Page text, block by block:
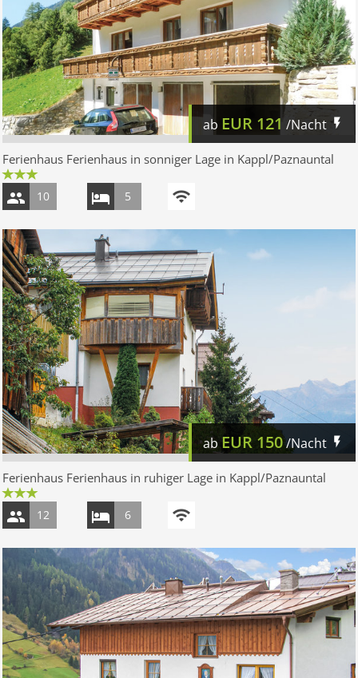
ab EUR 121 /Nacht
Ferienhaus Ferienhaus in sonniger Lage in Kappl/Paznauntal
10 5
abEUR 150/Nacht
Ferienhaus Ferienhaus in ruhiger Lage in Kappl/Paznauntal
12 6